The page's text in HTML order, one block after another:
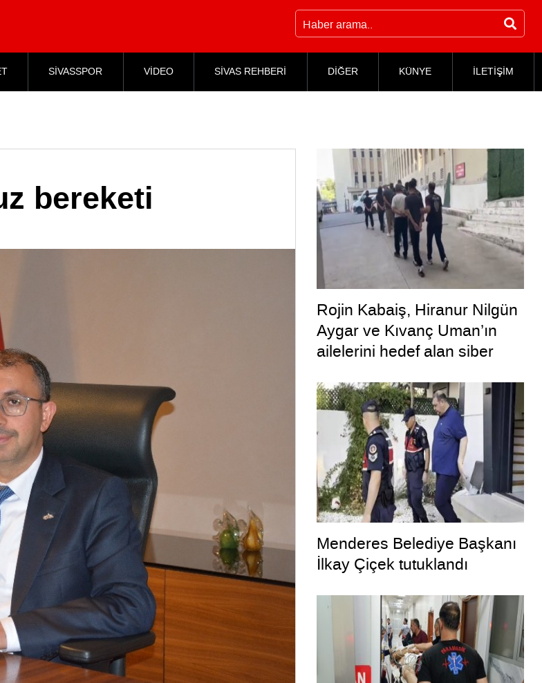
SİVASSPOR VİDEO SİVAS REHBERİ DİĞER KÜNYE İLETİŞİM
bereketi
Rojin Kabaiş, Hiranur Nilgün
Aygar ve Kıvanç Uman’ın
ailelerini hedef alan siber
Menderes Belediye Başkanı
İlkay Çiçek tutuklandı